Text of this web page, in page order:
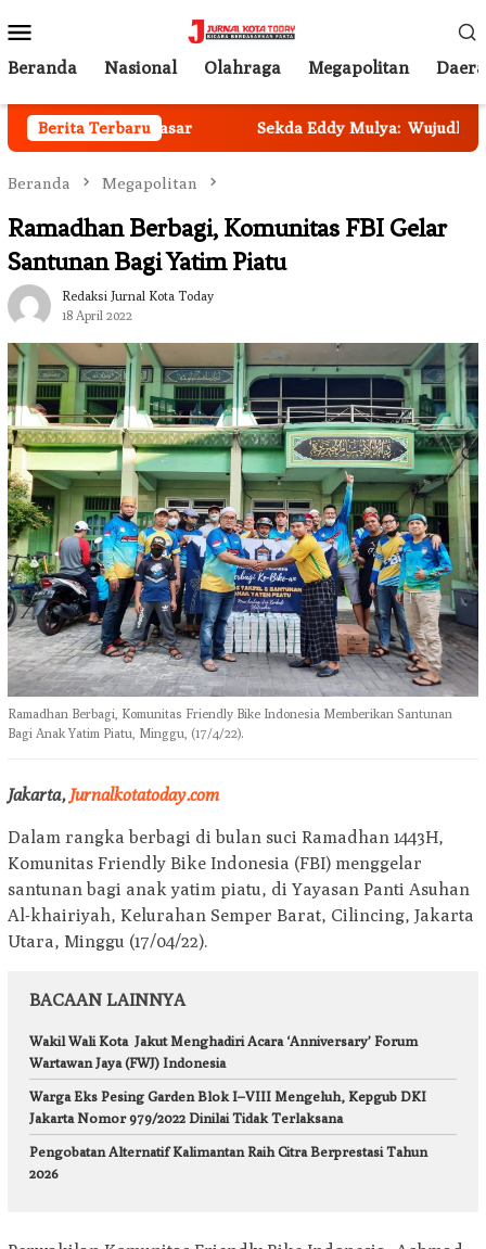
ke
kontenMobile
Beranda Nasional Olahraga Megapolitan
Berita Terbaru
Kota Denpasar Sekda Eddy Mulya: Wujudkan
Beranda Megapolitan
Ramadhan Berbagi, Komunitas FBI Gelar
Santunan Bagi Yatim Piatu
Redaksi Jurnal Kota Today
18 April 2022
Ramadhan Berbagi, Komunitas Friendly Bike Indonesia Memberikan Santunan
Bagi Anak Yatim Piatu, Minggu, (17/4/22).
Jakarta, Jurnalkotatoday.com
Dalam rangka berbagi di bulan suci Ramadhan 1443H,
Komunitas Friendly Bike Indonesia (FBI) menggelar
santunan bagi anak yatim piatu, di Yayasan Panti Asuhan
Al-khairiyah, Kelurahan Semper Barat, Cilincing, Jakarta
Utara, Minggu (17/04/22).
BACAAN LAINNYA
Wakil Wali Kota Jakut Menghadiri Acara ‘Anniversary’ Forum
Wartawan Jaya (FWJ) Indonesia
Warga Eks Pesing Garden Blok I–VIII Mengeluh, Kepgub DKI
Jakarta Nomor 979/2022 Dinilai Tidak Terlaksana
Pengobatan Alternatif Kalimantan Raih Citra Berprestasi Tahun
2026